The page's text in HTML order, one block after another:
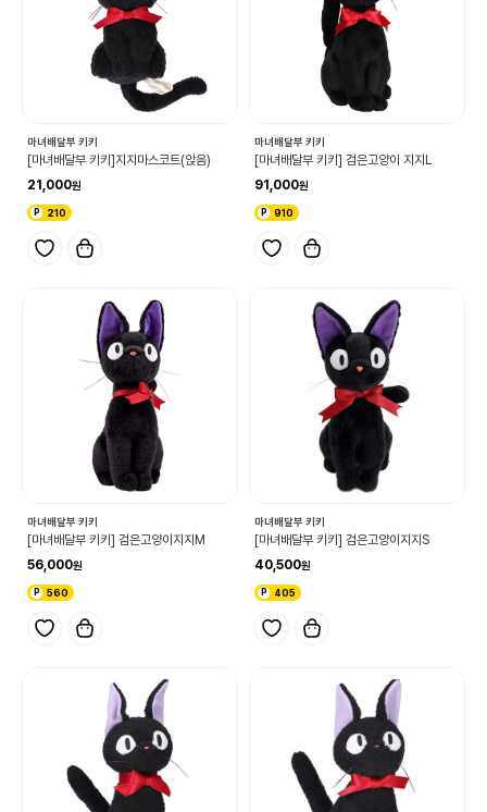
마녀배달부 키키
[마녀배달부 키키]지지마스코트(앉음)
21,000
210
마녀배달부 키키
[마녀배달부 키키] 검은고양이 지지L
91,000
910
마녀배달부 키키
[마녀배달부 키키] 검은고양이지지M
56,000
560
마녀배달부 키키
[마녀배달부 키키] 검은고양이지지S
40,500
405